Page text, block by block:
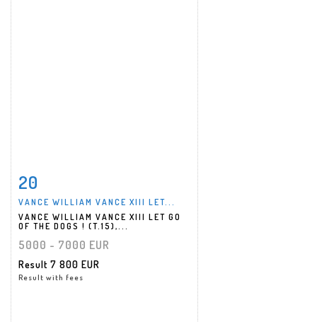
20
VANCE WILLIAM VANCE XIII LET...
VANCE WILLIAM VANCE XIII LET GO
OF THE DOGS ! (T.15),...
5000 - 7000 EUR
Result 7 800 EUR
Result with fees